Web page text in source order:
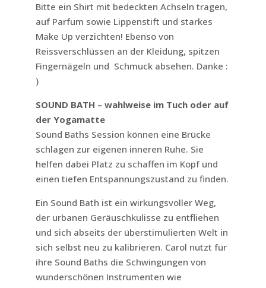
Bitte ein Shirt mit bedeckten Achseln tragen,
auf Parfum sowie Lippenstift und starkes
Make Up verzichten! Ebenso von
Reissverschlüssen an der Kleidung, spitzen
Fingernägeln und Schmuck absehen. Danke :
)
SOUND BATH – wahlweise im Tuch oder auf
der Yogamatte
Sound Baths Session können eine Brücke
schlagen zur eigenen inneren Ruhe. Sie
helfen dabei Platz zu schaffen im Kopf und
einen tiefen Entspannungszustand zu finden.
Ein Sound Bath ist ein wirkungsvoller Weg,
der urbanen Geräuschkulisse zu entfliehen
und sich abseits der überstimulierten Welt in
sich selbst neu zu kalibrieren. Carol nutzt für
ihre Sound Baths die Schwingungen von
wunderschönen Instrumenten wie